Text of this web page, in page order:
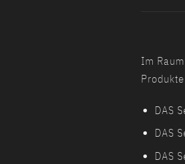
Im
DAS
DAS
DAS